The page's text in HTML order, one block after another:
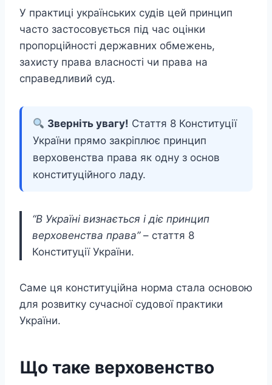
У практиці українських судів цей принцип
часто застосовується під час оцінки
пропорційності державних обмежень,
захисту права власності чи права на
справедливий суд.
Зверніть увагу! Стаття 8 Конституції
України прямо закріплює принцип
верховенства права як одну з основ
конституційного ладу.
“В Україні визнається і діє принцип
верховенства права”– стаття 8
Конституції України.
Саме ця конституційна норма стала основою
для розвитку сучасної судової практики
України.
Що таке верховенство